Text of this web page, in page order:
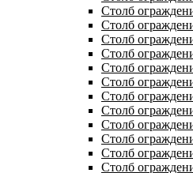
Столб
Столб
Столб
Столб
Столб
Столб
Столб
Столб
Столб
Столб
Столб
Столб